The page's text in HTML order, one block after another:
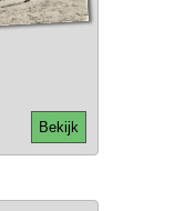
Bekijk